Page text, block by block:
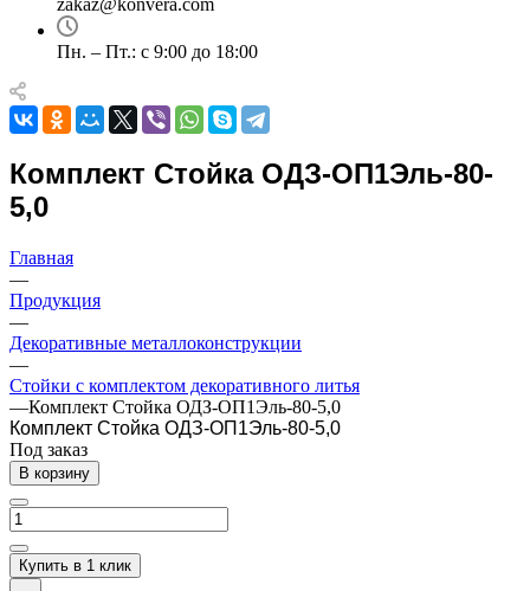
zakaz@konvera.com
Пн. – Пт.: с 9:00 до 18:00
Комплект Стойка ОДЗ-ОП1Эль-80-
5,0
Главная
—
Продукция
—
Декоративные металлоконструкции
—
Стойки с комплектом декоративного литья
—Комплект Стойка ОДЗ-ОП1Эль-80-5,0
Комплект Стойка ОДЗ-ОП1Эль-80-5,0
Под заказ
В корзину
Купить в 1 клик